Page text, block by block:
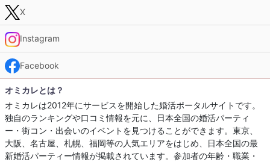
X
Instagram
Facebook
オミカレとは？
オミカレは2012年にサービスを開始した婚活ポータルサイトです。
独自のランキングや口コミ情報を元に、日本全国の婚活パーティ
ー・街コン・出会いのイベントを見つけることができます。東京、
大阪、名古屋、札幌、福岡等の人気エリアをはじめ、日本全国の最
新婚活パーティー情報が掲載されています。参加者の年齢・職業・